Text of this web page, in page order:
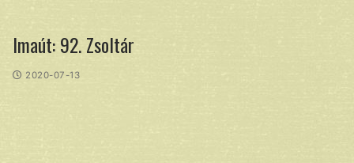
Imaút: 92. Zsoltár
2020-07-13